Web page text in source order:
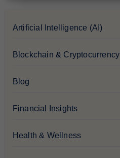
Artificial Intelligence (AI)
Blockchain & Cryptocurrency
Blog
Financial Insights
Health & Wellness